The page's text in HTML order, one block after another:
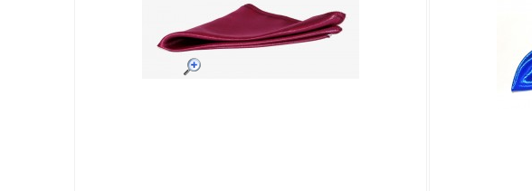
NAGYKERESKEDELEM
MÉRETTÁBLÁZAT